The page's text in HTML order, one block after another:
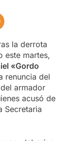
la derrota
este martes,
«Gordo
renuncia del
armador
acusó de
Secretaria